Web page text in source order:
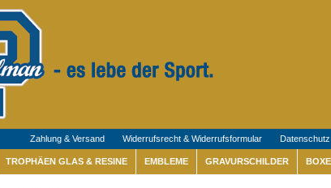
Zahlung & Versand Widerrufsrecht & Widerrufsformular Datenschutz
TROPHÄEN GLAS & RESINE EMBLEME GRAVURSCHILDER